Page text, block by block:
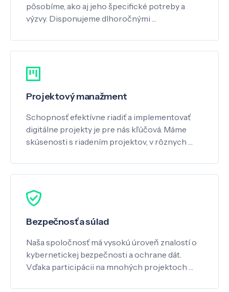
pôsobíme, ako aj jeho špecifické potreby a
výzvy. Disponujeme dlhoročnými …
Projektový manažment
Schopnosť efektívne riadiť a implementovať
digitálne projekty je pre nás kľúčová. Máme
skúsenosti s riadením projektov, v rôznych …
Bezpečnosť a súlad
Naša spoločnosť má vysokú úroveň znalostí o
kybernetickej bezpečnosti a ochrane dát.
Vďaka participácii na mnohých projektoch …